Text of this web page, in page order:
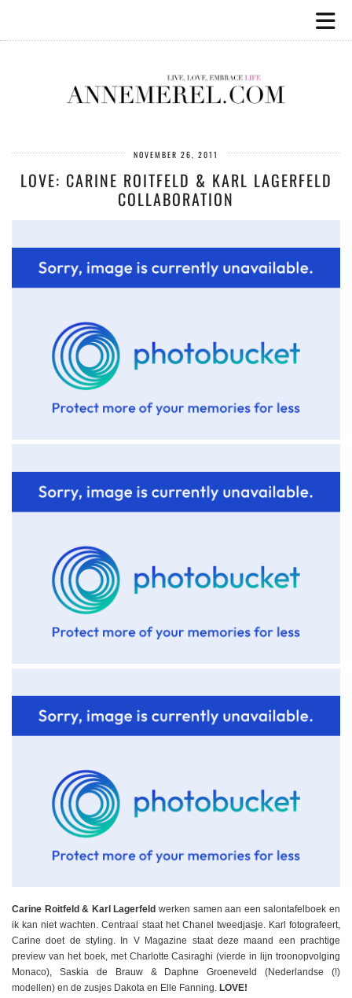
NOVEMBER 26, 2011
LOVE: CARINE ROITFELD & KARL LAGERFELD
COLLABORATION
Carine Roitfeld & Karl Lagerfeld werken samen aan een salontafelboek en
ik kan niet wachten. Centraal staat het Chanel tweedjasje. Karl fotografeert,
Carine doet de styling. In V Magazine staat deze maand een prachtige
preview van het boek, met Charlotte Casiraghi (vierde in lijn troonopvolging
Monaco), Saskia de Brauw & Daphne Groeneveld (Nederlandse (!)
modellen) en de zusjes Dakota en Elle Fanning. LOVE!